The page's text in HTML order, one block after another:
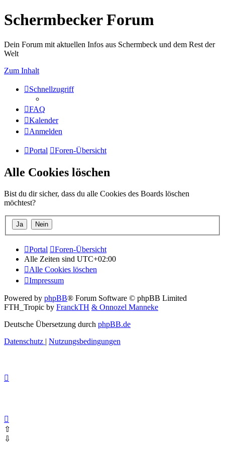
Schermbecker Forum
Dein Forum mit aktuellen Infos aus Schermbeck und dem Rest der
Welt
Zum Inhalt
Schnellzugriff
FAQ
Kalender
Anmelden
Portal Foren-Übersicht
Alle Cookies löschen
Bist du dir sicher, dass du alle Cookies des Boards löschen
möchtest?
Portal
Foren-Übersicht
Alle Zeiten sind UTC+02:00
Alle Cookies löschen
Impressum
Powered by phpBB® Forum Software © phpBB Limited
FTH_Tropic by FranckTH & Onnozel Manneke
Deutsche Übersetzung durch phpBB.de
Datenschutz | Nutzungsbedingungen
⇧
⇩